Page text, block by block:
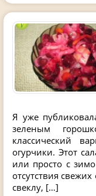
Я уже
зеленым
классический
огурчики. Этот
или просто с
отсутствия
свеклу, […]